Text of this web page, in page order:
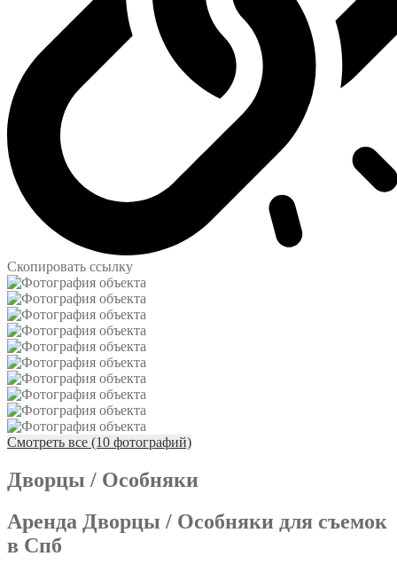
Скопировать ссылку
Смотреть все (10 фотографий)
Дворцы / Особняки
Аренда Дворцы / Особняки для съемок
в Спб